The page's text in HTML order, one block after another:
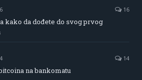
16
kako da dođete do svog prvog
14
na bankomatu